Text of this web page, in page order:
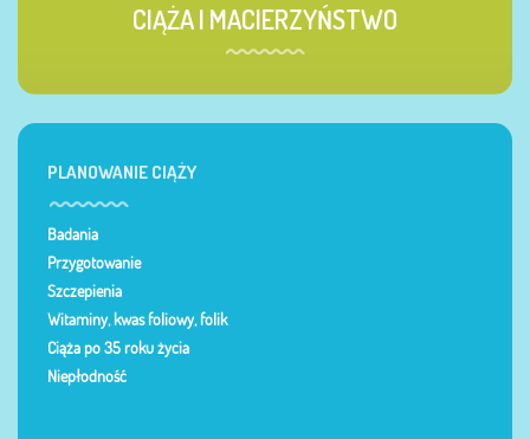
CIĄŻA I MACIERZYŃSTWO
PLANOWANIE CIĄŻY
Badania
Przygotowanie
Szczepienia
Witaminy, kwas foliowy, folik
Ciąża po 35 roku życia
Niepłodność